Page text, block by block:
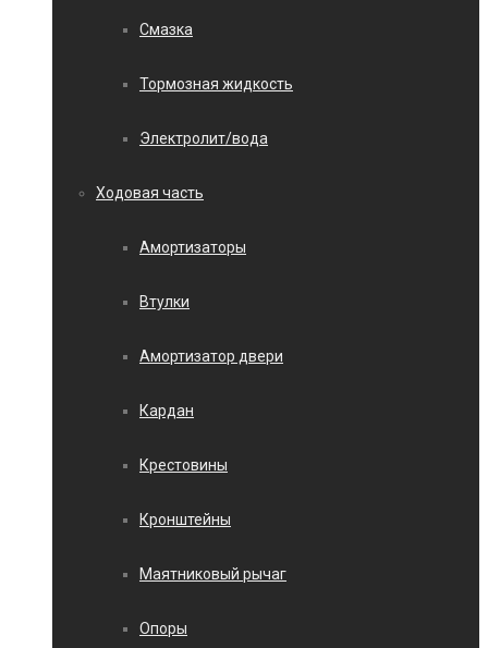
Смазка
Тормозная жидкость
Электролит/вода
Ходовая часть
Амортизаторы
Втулки
Амортизатор двери
Кардан
Крестовины
Кронштейны
Маятниковый рычаг
Опоры